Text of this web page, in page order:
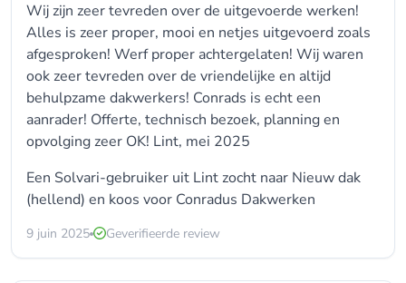
Wij zijn zeer tevreden over de uitgevoerde werken!
Alles is zeer proper, mooi en netjes uitgevoerd zoals
afgesproken! Werf proper achtergelaten! Wij waren
ook zeer tevreden over de vriendelijke en altijd
behulpzame dakwerkers! Conrads is echt een
aanrader! Offerte, technisch bezoek, planning en
opvolging zeer OK! Lint, mei 2025
Een Solvari-gebruiker uit Lint zocht naar Nieuw dak
(hellend) en koos voor Conradus Dakwerken
9 juin 2025 Geverifieerde review